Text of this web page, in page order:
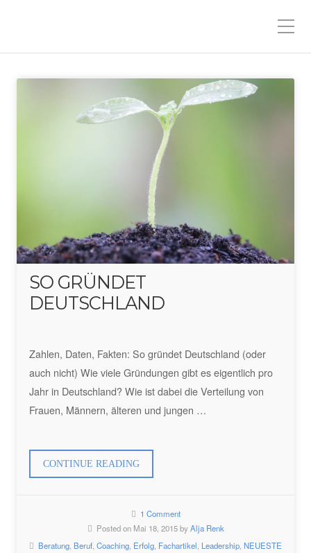
SO GRÜNDET
DEUTSCHLAND
Zahlen, Daten, Fakten: So gründet Deutschland (oder
auch nicht) Wie viele Gründungen gibt es eigentlich pro
Jahr in Deutschland? Wie ist dabei die Verteilung von
Frauen, Männern, älteren und jungen …
CONTINUE READING„SO
GRÜNDET
1 Comment
Posted on Mai 18, 2015 byAlja Renk
Beratung Beruf Coaching Erfolg Fachartikel Leadership NEUESTE